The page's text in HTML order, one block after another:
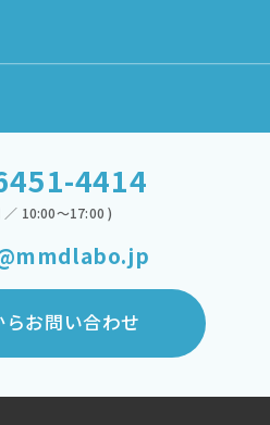
4414
／ 10:00～17:00 )
らお問い合わせ